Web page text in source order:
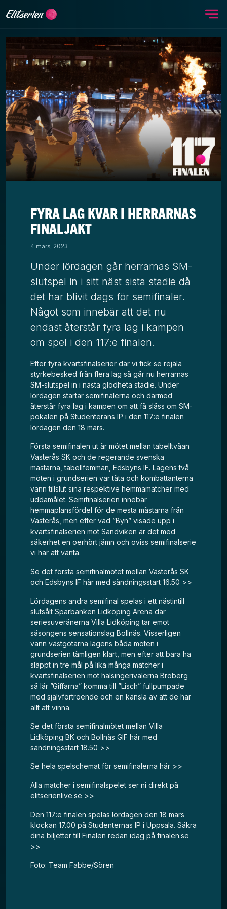
FYRA LAG KVAR I HERRARNAS
FINALJAKT
4 mars, 2023
Under lördagen går herrarnas SM-
slutspel in i sitt näst sista stadie då
det har blivit dags för semifinaler.
Något som innebär att det nu
endast återstår fyra lag i kampen
om spel i den 117:e finalen.
Efter fyra kvartsfinalserier där vi fick se rejäla
styrkebesked från flera lag så går nu herrarnas
SM-slutspel in i nästa glödheta stadie. Under
lördagen startar semifinalerna och därmed
återstår fyra lag i kampen om att få slåss om SM-
pokalen på Studenterans IP i den 117:e finalen
lördagen den 18 mars.
Första semifinalen ut är mötet mellan tabelltvåan
Västerås SK och de regerande svenska
mästarna, tabellfemman, Edsbyns IF. Lagens två
möten i grundserien var täta och kombattanterna
vann tillslut sina respektive hemmamatcher med
uddamålet. Semifinalserien innebär
hemmaplansfördel för de mesta mästarna från
Västerås, men efter vad ”Byn” visade upp i
kvartsfinalserien mot Sandviken är det med
säkerhet en oerhört jämn och oviss semifinalserie
vi har att vänta.
Se det första semifinalmötet mellan Västerås SK
och Edsbyns IF här med sändningsstart 16.50 >>
Lördagens andra semifinal spelas i ett nästintill
slutsålt Sparbanken Lidköping Arena där
seriesuveränerna Villa Lidköping tar emot
säsongens sensationslag Bollnäs. Visserligen
vann västgötarna lagens båda möten i
grundserien tämligen klart, men efter att bara ha
släppt in tre mål på lika många matcher i
kvartsfinalserien mot hälsingerivalerna Broberg
så lär ”Giffarna” komma till ”Lisch” fullpumpade
med självförtroende och en känsla av att de har
allt att vinna.
Se det första semifinalmötet mellan Villa
Lidköping BK och Bollnäs GIF här med
sändningsstart 18.50 >>
Se hela spelschemat för semifinalerna här >>
Alla matcher i semifinalspelet ser ni direkt på
elitserienlive.se >>
Den 117:e finalen spelas lördagen den 18 mars
klockan 17.00 på Studenternas IP i Uppsala. Säkra
dina biljetter till Finalen redan idag på finalen.se
>>
Foto: Team Fabbe/Sören